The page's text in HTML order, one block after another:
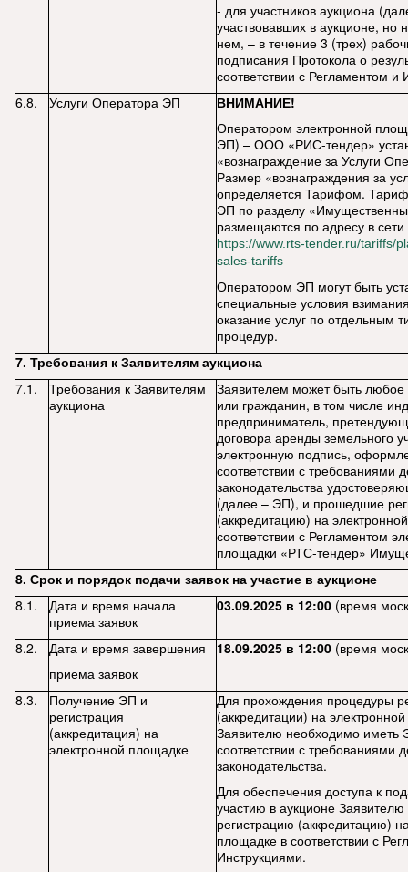
- для участников аукциона
участвовавших в аукционе, но
нем, – в течение 3 (трех)
подписания Протокола о
соответствии с Регламентом и
6.8.
Услуги Оператора ЭП
ВНИМАНИЕ!
Оператором электронной
ЭП) – ООО «РИС-тендер»
«вознаграждение за Услуги
Размер «вознаграждения за
определяется Тарифом.
ЭП по разделу
размещаются по адресу в
https://www.rts-tender.ru/tariffs/
sales-tariffs
Оператором ЭП могут быть
специальные условия
оказание услуг по отдельным
процедур.
7. Требования к Заявителям аукциона
7.1.
Требования к Заявителям
аукциона
Заявителем может быть
или гражданин, в том числе
предприниматель,
договора аренды земельного
электронную подпись,
соответствии с требованиями
законодательства
(далее – ЭП), и прошедшие
(аккредитацию) на
соответствии с Регламентом
площадки «РТС-тендер»
8. Срок и порядок подачи заявок на участие в аукционе
8.1.
Дата и время начала
приема заявок
03.09.2025 в 12:00 (время
8.2.
Дата и время завершения
приема заявок
18.09.2025 в 12:00 (время
8.3.
Получение ЭП и
регистрация
(аккредитация) на
электронной площадке
Для прохождения процедуры
(аккредитации) на
Заявителю необходимо
соответствии с требованиями
законодательства.
Для обеспечения доступа к
участию в аукционе
регистрацию (аккредитацию)
площадке в соответствии с
Инструкциями.